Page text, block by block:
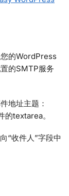
的WordPress
的SMTP服务
地址主题：
textarea。
“收件人”字段中